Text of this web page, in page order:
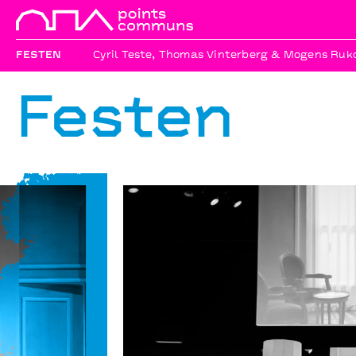
FESTEN Cyril Teste, Thomas Vinterberg & Mogens
Festen